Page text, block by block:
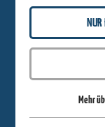
VIELEN
Wir werden uns deine
Kennst du schon alle
NUR
Mehr